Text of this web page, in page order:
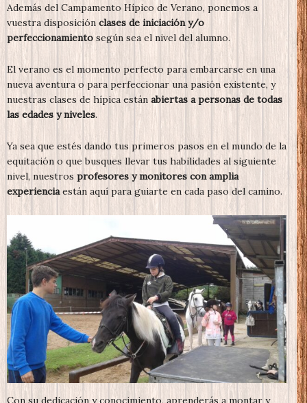
Además del Campamento Hípico de Verano, ponemos a
vuestra disposición clases de iniciación y/o
perfeccionamiento según sea el nivel del alumno.
El verano es el momento perfecto para embarcarse en una
nueva aventura o para perfeccionar una pasión existente, y
nuestras clases de hípica están abiertas a personas de todas
las edades y niveles.
Ya sea que estés dando tus primeros pasos en el mundo de la
equitación o que busques llevar tus habilidades al siguiente
nivel, nuestros profesores y monitores con amplia
experienciaestán aquí para guiarte en cada paso del camino.
Con su dedicación y conocimiento, aprenderás a montar y